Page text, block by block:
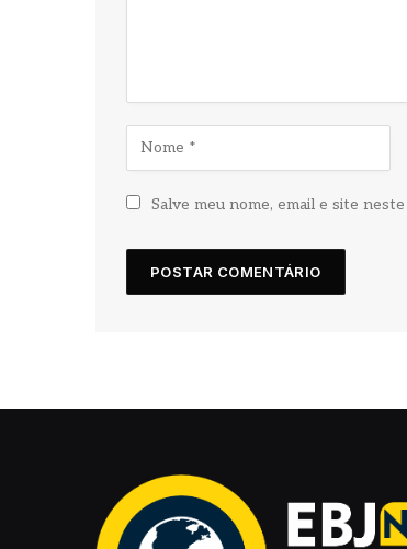
Salve meu nome, email e site